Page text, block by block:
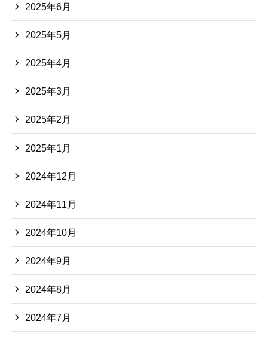
2025年6月
2025年5月
2025年4月
2025年3月
2025年2月
2025年1月
2024年12月
2024年11月
2024年10月
2024年9月
2024年8月
2024年7月